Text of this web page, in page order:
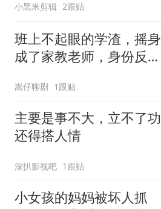
小黑米剪辑 2跟贴
班上不起眼的学渣，摇身
成了家教老师，身份反转
嵩仔聊剧 1跟贴
主要是事不大，立不了功
还得搭人情
深扒影视吧 1跟贴
小女孩的妈妈被坏人抓